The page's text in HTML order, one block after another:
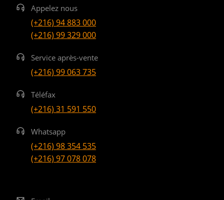
Appelez nous
(+216) 94 883 000
(+216) 99 329 000
Service après-vente
(+216) 99 063 735
Téléfax
(+216) 31 591 550
Whatsapp
(+216) 98 354 535
(+216) 97 078 078